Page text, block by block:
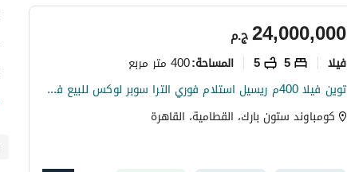
ج.م24,000,000
فیلا 5
5 المساحة:400 متر مربع
توين فيلا 400م ريسيل استلام فوري الترا سوبر لوكس للبيع في ستون بارك التجمع الخامس Stone Park New Cairo
كومباوند ستون بارك، القطامية، القاهرة